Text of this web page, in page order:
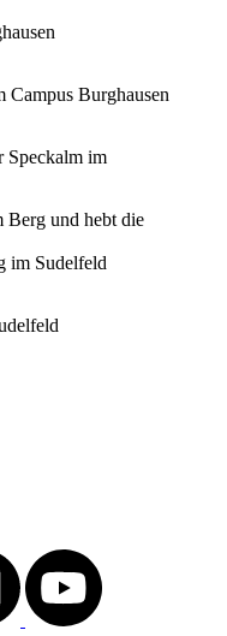
Campus Burghausen
Speckalm im
im Sudelfeld